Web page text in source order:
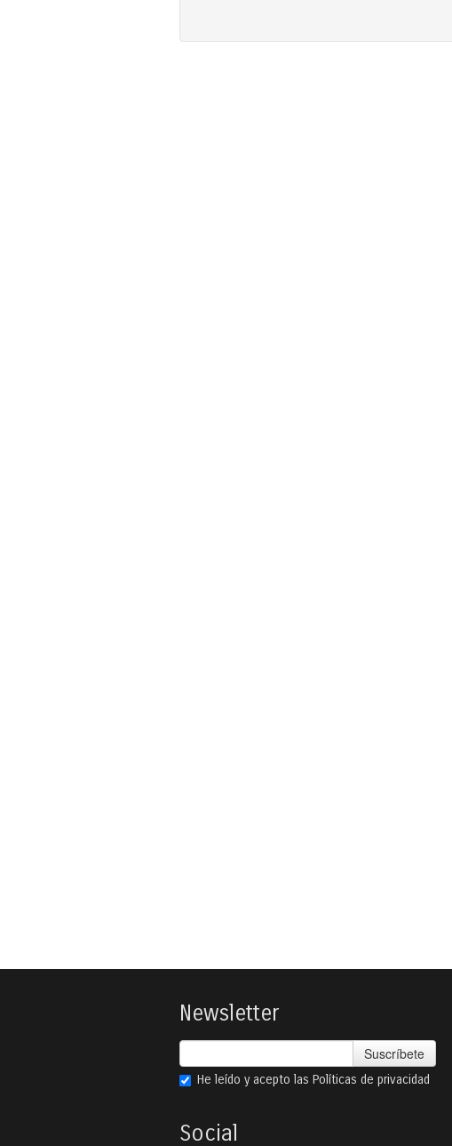
Newsletter
Suscríbete
He leído y acepto las Políticas de privacidad
Social